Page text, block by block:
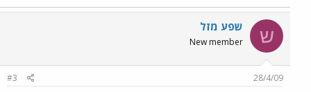
ש שפע מזל
New member
28/4/09
#3